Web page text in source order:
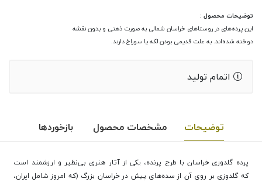
توضیحات محصول :
این پرده‌های در روستاهای خراسان شمالی به صورت ذهنی و بدون نقشه
دوخته شده‌اند. به علت قدیمی بودن لکه یا سوراخ دارند.
اتمام تولید
توضیحات مشخصات محصول بازخوردها
پرده گلدوزی خراسان با طرح پرنده، یکی از آثار هنری بی‌نظیر و ارزشمند است
که گلدوزی بر روی آن از سده‌های پیش در خراسان بزرگ (که امروز شامل ایران،